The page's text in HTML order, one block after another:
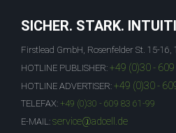
SICHER. STARK.
Firstlead GmbH, Rosenfelder St. 15-16,
HOTLINE PUBLISHER: +49 (0)30 -
HOTLINE ADVERTISER: +49 (0)30 -
TELEFAX: +49 (0)30 - 609 83 61-99
E-MAIL: service@adcell.de